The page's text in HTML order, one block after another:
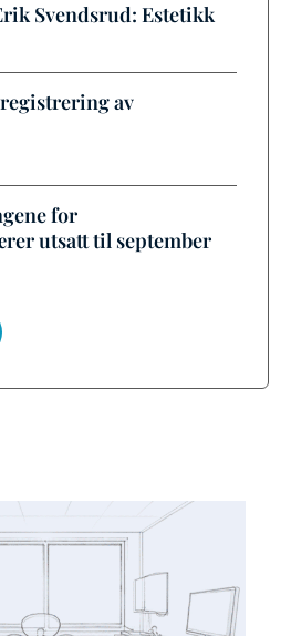
Svendsrud: Estetikk
av
for
utsatt til september